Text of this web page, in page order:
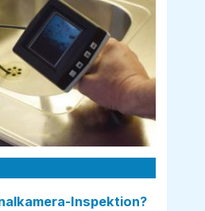
Inspektion?